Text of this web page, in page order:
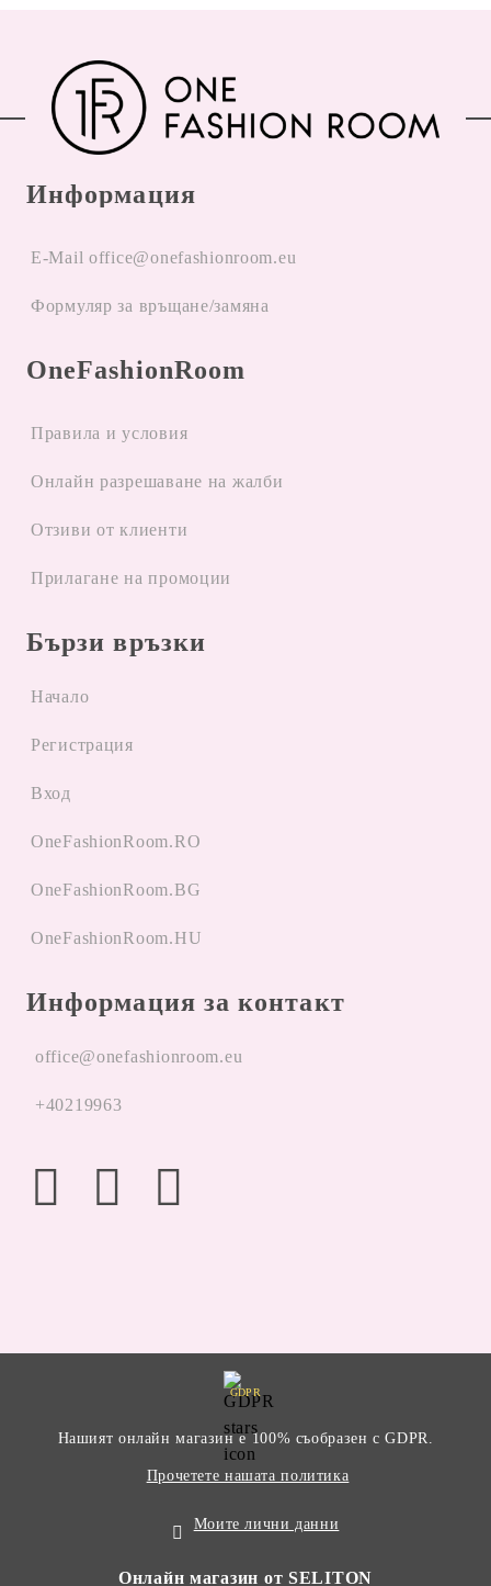
Информация
E-Mail office@onefashionroom.eu
Формуляр за връщане/замяна
OneFashionRoom
Правила и условия
Oнлайн разрешаване на жалби
Отзиви от клиенти
Прилагане на промоции
Бързи връзки
Начало
Регистрация
Вход
OneFashionRoom.RO
OneFashionRoom.BG
OneFashionRoom.HU
Информация за контакт
office@onefashionroom.eu
+40219963
GDPR
Нашият онлайн магазин е 100% съобразен с GDPR.
Прочетете нашата политика
Моите лични данни
Онлайн магазин от SELITON